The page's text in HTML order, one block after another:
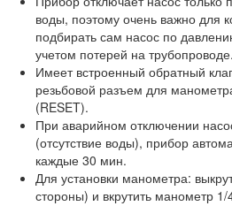
воды, поэтому очень важно для
подбирать сам насос по
учетом потерей на трубопроводе.
Имеет встроенный обратный
резьбовой разъем для
(RESET).
При аварийном отключении
(отсутствие воды), прибор
каждые 30 мин.
Для установки манометра:
стороны) и вкрутить манометр 1/